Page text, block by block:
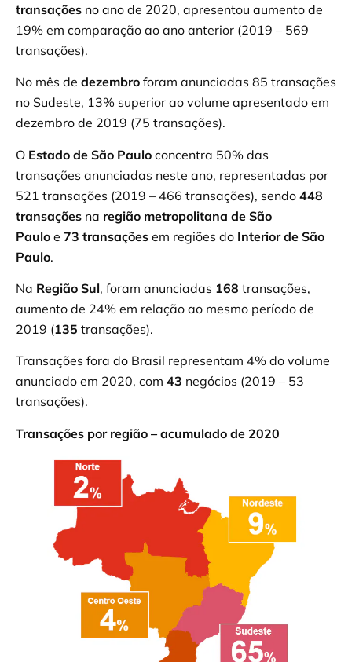
transações no ano de 2020, apresentou aumento de
19% em comparação ao ano anterior (2019 – 569
transações).
No mês de dezembro foram anunciadas 85 transações
no Sudeste, 13% superior ao volume apresentado em
dezembro de 2019 (75 transações).
O Estado de São Paulo concentra 50% das
transações anunciadas neste ano, representadas por
521 transações (2019 – 466 transações), sendo 448
transações na região metropolitana de São
Paulo e 73 transações em regiões do Interior de São
Paulo.
Na Região Sul, foram anunciadas 168 transações,
aumento de 24% em relação ao mesmo período de
2019 (135 transações).
Transações fora do Brasil representam 4% do volume
anunciado em 2020, com 43 negócios (2019 – 53
transações).
Transações por região – acumulado de 2020